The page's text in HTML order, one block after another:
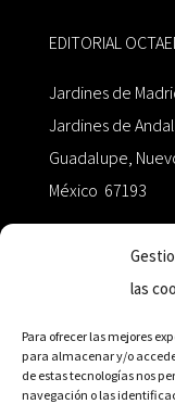
las
Para ofrecer las mejores
para almacenar y/o
de estas tecnologías nos
navegación o las
EDITORIAL
Jardines de
Jardines de
Guadalupe,
México 67193
+52 811.499.5638
RED DE